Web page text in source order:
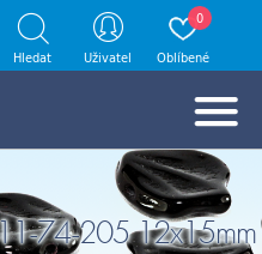
74-205 12x15mm
Hledat Uživatel
0
Oblíbené